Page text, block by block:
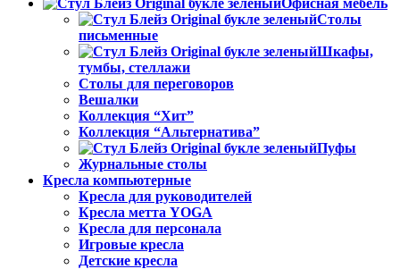
Столы
письменные
Шкафы,
тумбы, стеллажи
Столы для переговоров
Вешалки
Коллекция “Хит”
Коллекция “Альтернатива”
Пуфы
Журнальные столы
Кресла компьютерные
Кресла для руководителей
Кресла метта YOGA
Кресла для персонала
Игровые кресла
Детские кресла